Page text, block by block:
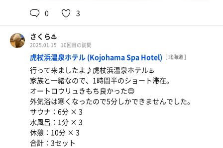
0 3
さくら♨️
2025.01.15 10回目の訪問
虎杖浜温泉ホテル (Kojohama Spa Hotel) [ 北海道 ]
行って来ましたよ♪虎杖浜温泉ホテル♨️
家族と一緒なので、1時間半のショート滞在。
オートロウリュきもち良かった😊
外気浴は寒くなったので5分しかできませんでした。
サウナ：6分 × 3
水風呂：1分 × 3
休憩：10分 × 3
合計：3セット